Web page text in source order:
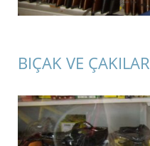
BIÇAK VE ÇAKILAR